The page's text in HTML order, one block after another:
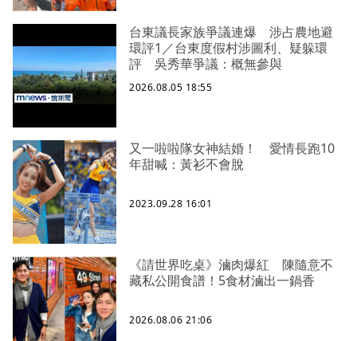
台東議長家族爭議連爆 涉占農地避
環評1／台東度假村涉圖利、疑躲環
評 吳秀華爭議：概無參與
2026.08.05 18:55
又一啦啦隊女神結婚！ 愛情長跑10
年甜喊：黃衫不會脫
2023.09.28 16:01
《請世界吃桌》滷肉爆紅 陳隨意不
藏私公開食譜！5食材滷出一鍋香
2026.08.06 21:06